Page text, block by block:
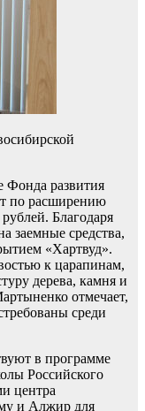
Фонда развития
по расширению
Благодаря
заемные средства,
«Хартвуд».
к царапинам,
дерева, камня и
отмечает,
среди
в программе
Российского
центра
и Алжир для